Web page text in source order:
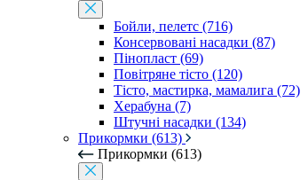
Бойли, пелетс (716)
Консервовані насадки (87)
Пінопласт (69)
Повітряне тісто (120)
Тісто, мастирка, мамалига (72)
Херабуна (7)
Штучні насадки (134)
Прикормки (613)
Прикормки (613)